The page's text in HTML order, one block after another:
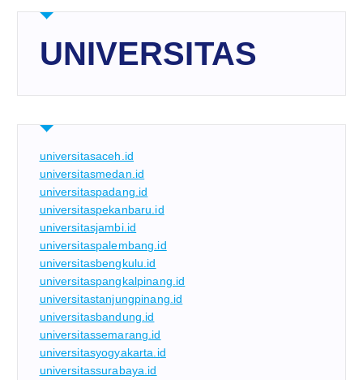
UNIVERSITAS
universitasaceh.id
universitasmedan.id
universitaspadang.id
universitaspekanbaru.id
universitasjambi.id
universitaspalembang.id
universitasbengkulu.id
universitaspangkalpinang.id
universitastanjungpinang.id
universitasbandung.id
universitassemarang.id
universitasyogyakarta.id
universitassurabaya.id